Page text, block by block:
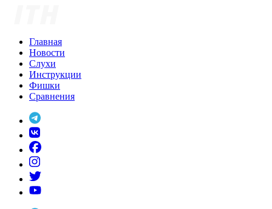
Главная
Новости
Слухи
Инструкции
Фишки
Сравнения